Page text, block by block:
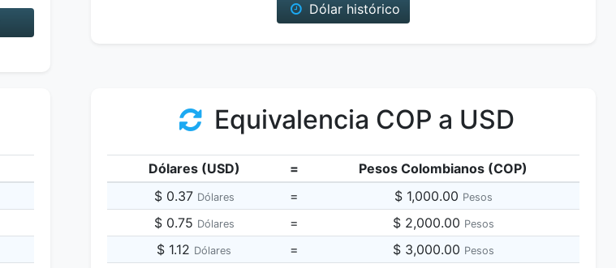
Dólar histórico
Equivalencia COP a USD
Dólares (USD) =
Pesos Colombianos (COP)
$ 0.37 Dólares = $ 1,000.00 Pesos
$ 0.75 Dólares = $ 2,000.00 Pesos
$ 1.12 Dólares = $ 3,000.00 Pesos